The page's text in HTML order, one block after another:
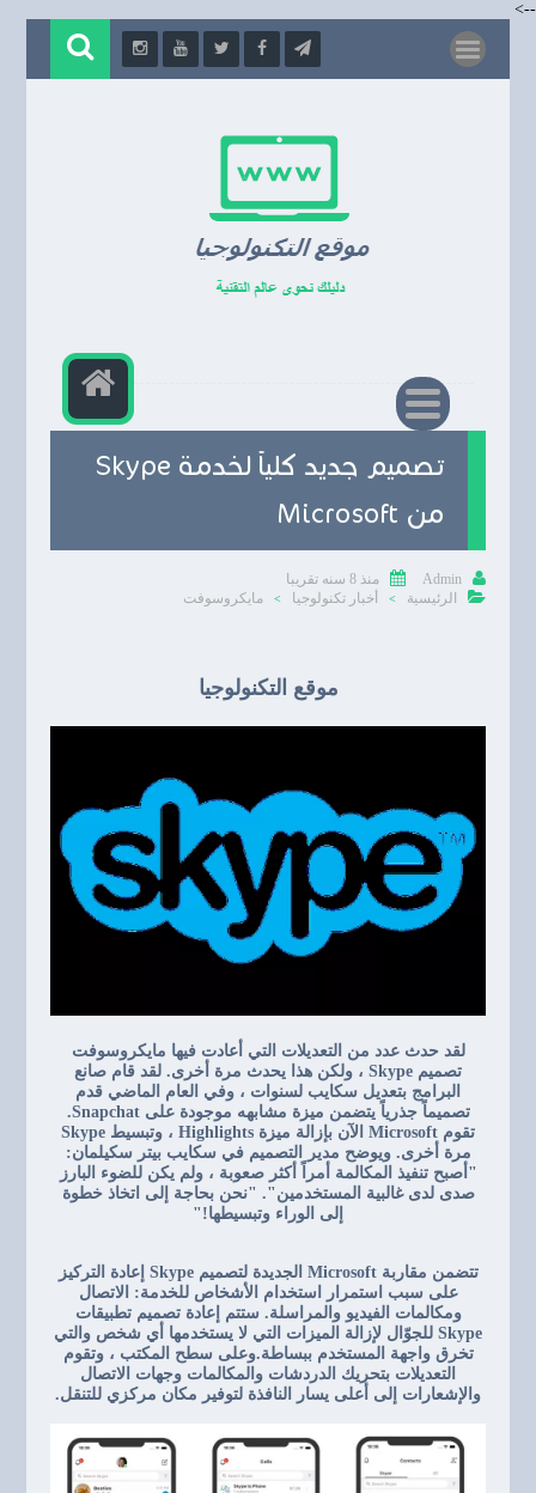
-->
تصميم جديد كلياً لخدمة Skype
من Microsoft

Admin

منذ 8 سنه تقريبا

الرئيسية > أخبار تكنولوجيا > مايكروسوفت
موقع التكنولوجيا
لقد حدث عدد من التعديلات التي أعادت فيها مايكروسوفت
تصميم Skype ، ولكن هذا يحدث مرة أخرى. لقد قام صانع
البرامج بتعديل سكايب لسنوات ، وفي العام الماضي قدم
تصميماً جذرياً يتضمن ميزة مشابهه موجودة على Snapchat.
تقوم Microsoft الآن بإزالة ميزة Highlights ، وتبسيط Skype
مرة أخرى. ويوضح مدير التصميم في سكايب بيتر سكيلمان:
"أصبح تنفيذ المكالمة أمراً أكثر صعوبة ، ولم يكن للضوء البارز
صدى لدى غالبية المستخدمين". "نحن بحاجة إلى اتخاذ خطوة
إلى الوراء وتبسيطها!"
تتضمن مقاربة Microsoft الجديدة لتصميم Skype إعادة التركيز
على سبب استمرار استخدام الأشخاص للخدمة: الاتصال
ومكالمات الفيديو والمراسلة. ستتم إعادة تصميم تطبيقات
Skype للجوّال لإزالة الميزات التي لا يستخدمها أي شخص والتي
تخرق واجهة المستخدم ببساطة.وعلى سطح المكتب ، وتقوم
التعديلات بتحريك الدردشات والمكالمات وجهات الاتصال
والإشعارات إلى أعلى يسار النافذة لتوفير مكان مركزي للتنقل.